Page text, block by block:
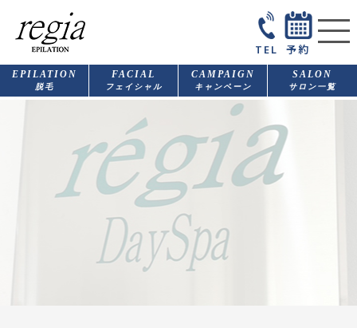
TEL 予約
EPILATION
脱毛
FACIAL
フェイシャル
CAMPAIGN
キャンペーン
SALON
サロン一覧